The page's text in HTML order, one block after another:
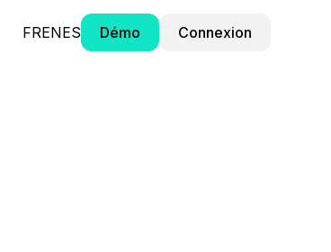
FRENES Démo Connexion